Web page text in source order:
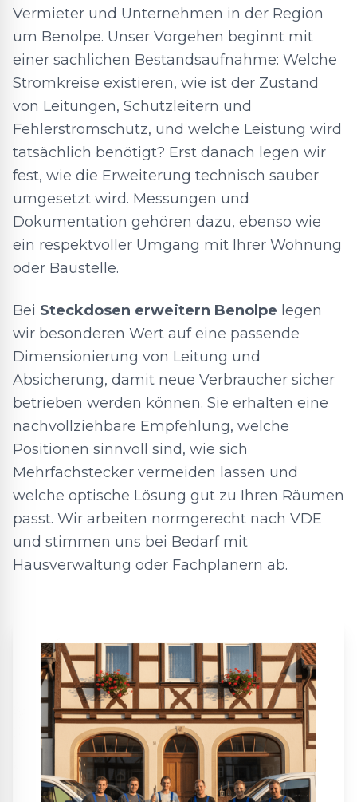
Vermieter und Unternehmen in der Region
um Benolpe. Unser Vorgehen beginnt mit
einer sachlichen Bestandsaufnahme: Welche
Stromkreise existieren, wie ist der Zustand
von Leitungen, Schutzleitern und
Fehlerstromschutz, und welche Leistung wird
tatsächlich benötigt? Erst danach legen wir
fest, wie die Erweiterung technisch sauber
umgesetzt wird. Messungen und
Dokumentation gehören dazu, ebenso wie
ein respektvoller Umgang mit Ihrer Wohnung
oder Baustelle.
Bei Steckdosen erweitern Benolpe legen
wir besonderen Wert auf eine passende
Dimensionierung von Leitung und
Absicherung, damit neue Verbraucher sicher
betrieben werden können. Sie erhalten eine
nachvollziehbare Empfehlung, welche
Positionen sinnvoll sind, wie sich
Mehrfachstecker vermeiden lassen und
welche optische Lösung gut zu Ihren Räumen
passt. Wir arbeiten normgerecht nach VDE
und stimmen uns bei Bedarf mit
Hausverwaltung oder Fachplanern ab.